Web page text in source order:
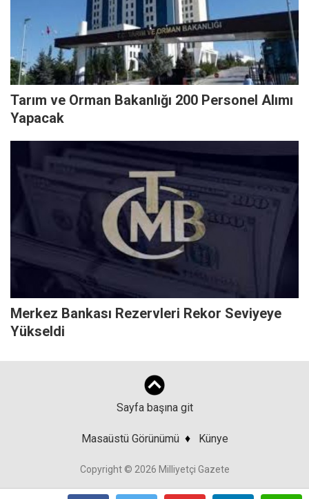
Tarım ve Orman Bakanlığı 200 Personel Alımı
Yapacak
Merkez Bankası Rezervleri Rekor Seviyeye
Yükseldi
Sayfa başına git
Masaüstü Görünümü ♦ Künye
Copyright © 2026 Milliyetçi Gazete